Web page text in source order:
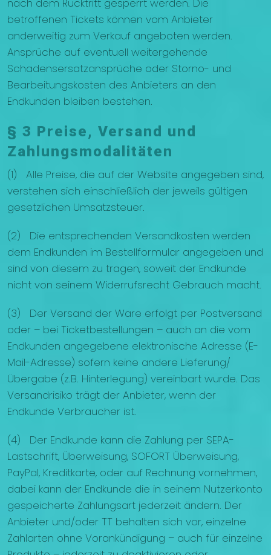
nach dem Rücktritt gesperrt werden. Die
betroffenen Tickets können vom Anbieter
anderweitig zum Verkauf angeboten werden.
Ansprüche auf eventuell weitergehende
Schadensersatzansprüche oder Storno- und
Bearbeitungskosten des Anbieters an den
Endkunden bleiben bestehen.
§ 3 Preise, Versand und
Zahlungsmodalitäten
(1) Alle Preise, die auf der Website angegeben sind,
verstehen sich einschließlich der jeweils gültigen
gesetzlichen Umsatzsteuer.
(2) Die entsprechenden Versandkosten werden
dem Endkunden im Bestellformular angegeben und
sind von diesem zu tragen, soweit der Endkunde
nicht von seinem Widerrufsrecht Gebrauch macht.
(3) Der Versand der Ware erfolgt per Postversand
oder – bei Ticketbestellungen – auch an die vom
Endkunden angegebene elektronische Adresse (E-
Mail-Adresse) sofern keine andere Lieferung/
Übergabe (z.B. Hinterlegung) vereinbart wurde. Das
Versandrisiko trägt der Anbieter, wenn der
Endkunde Verbraucher ist.
(4) Der Endkunde kann die Zahlung per SEPA-
Lastschrift, Überweisung, SOFORT Überweisung,
PayPal, Kreditkarte, oder auf Rechnung vornehmen,
dabei kann der Endkunde die in seinem Nutzerkonto
gespeicherte Zahlungsart jederzeit ändern. Der
Anbieter und/oder TT behalten sich vor, einzelne
Zahlarten ohne Vorankündigung – auch für einzelne